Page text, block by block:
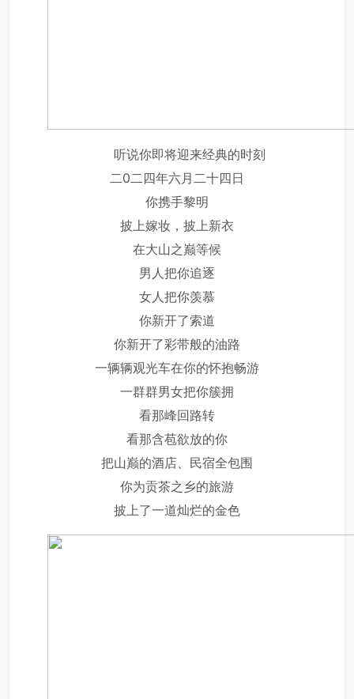
听说你即将迎来经典的时刻
二0二四年六月二十四日
你携手黎明
披上嫁妆，披上新衣
在大山之巅等候
男人把你追逐
女人把你羡慕
你新开了索道
你新开了彩带般的油路
一辆辆观光车在你的怀抱畅游
一群群男女把你簇拥
看那峰回路转
看那含苞欲放的你
把山巅的酒店、民宿全包围
你为贡茶之乡的旅游
披上了一道灿烂的金色